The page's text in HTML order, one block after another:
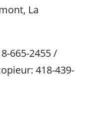
La
665-2455 /
418-439-